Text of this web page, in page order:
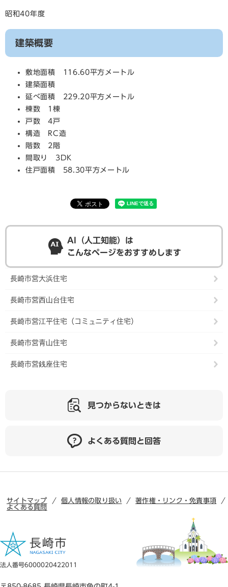
昭和40年度
建築概要
敷地面積 116.60平方メートル
建築面積
延べ面積 229.20平方メートル
棟数 1棟
戸数 4戸
構造 RC造
階数 2階
間取り 3DK
住戸面積 58.30平方メートル
AI（人工知能）は
こんなページをおすすめします
長崎市営大浜住宅
長崎市営西山台住宅
長崎市営江平住宅（コミュニティ住宅）
長崎市営青山住宅
長崎市営銭座住宅
見つからないときは
よくある質問と回答
サイトマップ 個人情報の取り扱い
著作権・リンク・免責事項
よくある質問
法人番号6000020422011